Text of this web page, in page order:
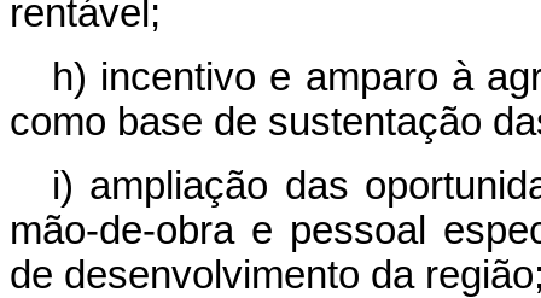
rentável;
h) incentivo e amparo à
como base de sustentação
i) ampliação das
mão-de-obra e pessoal
de desenvolvimento da